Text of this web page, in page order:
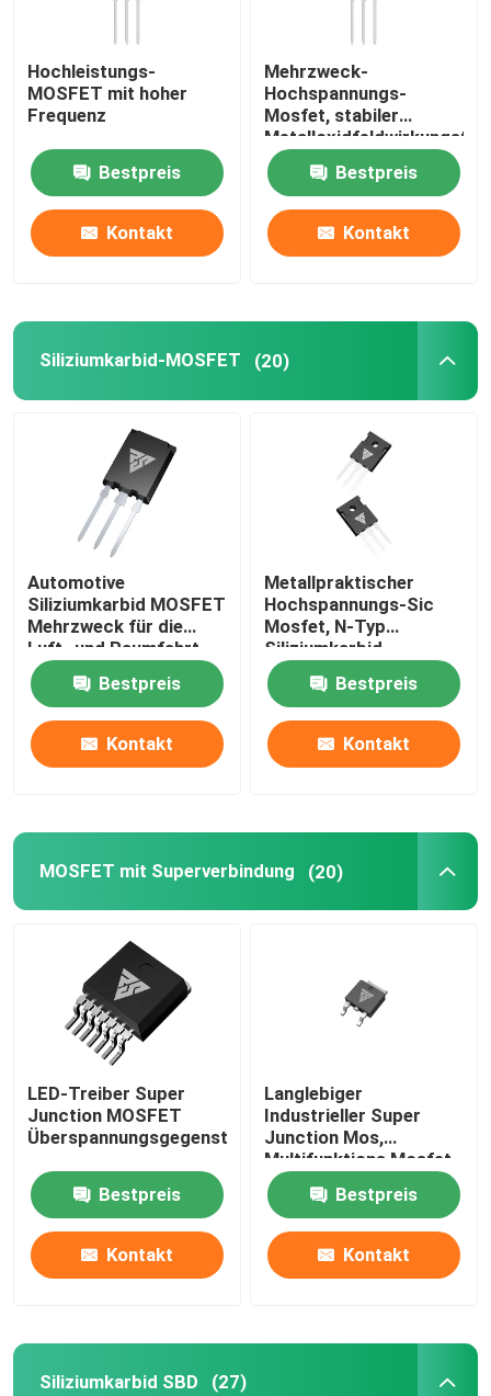
SIC-Leistungshalbleiter
Hochleistungs-
MOSFET mit hoher
Frequenz
Bestpreis
Kontakt
Mehrzweck-
Hochspannungs-
Mosfet, stabiler
Bestpreis
Kontakt
Siliziumkarbid-MOSFET (20)
Automotive
Siliziumkarbid MOSFET
Mehrzweck für die
Luft- und Raumfahrt
Bestpreis
Kontakt
Metallpraktischer
Hochspannungs-Sic
Mosfet, N-Typ
Siliziumkarbid
Halbleiter
Bestpreis
Kontakt
MOSFET mit Superverbindung (20)
LED-Treiber Super
Junction MOSFET
Überspannungsgegenstand
Bestpreis
Kontakt
Langlebiger
Industrieller Super
Junction Mos,
Multifunktions Mosfet
Discrete
Bestpreis
Kontakt
Siliziumkarbid SBD (27)